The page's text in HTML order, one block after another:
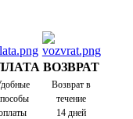
ВОЗВРАТ
Возврат в
течениe
14 дней